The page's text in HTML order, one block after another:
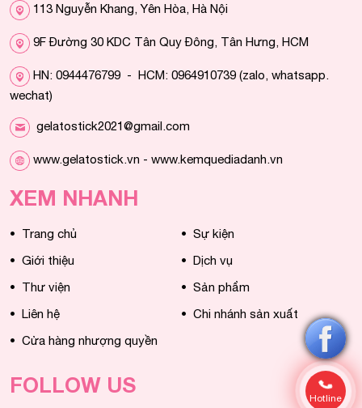
113 Nguyễn Khang, Yên Hòa, Hà Nội
9F Đường 30 KDC Tân Quy Đông, Tân Hưng, HCM
HN: 0944476799 - HCM: 0964910739 (zalo, whatsapp.
wechat)
gelatostick2021@gmail.com
www.gelatostick.vn - www.kemquediadanh.vn
XEM NHANH
• Trang chủ • Sự kiện
• Giới thiệu • Dịch vụ
• Thư viện • Sản phẩm
• Liên hệ • Chi nhánh sản xuất
• Cửa hàng nhượng quyền
FOLLOW US
Hotline